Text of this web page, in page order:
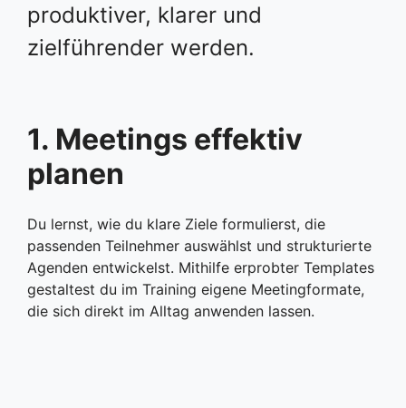
produktiver, klarer und
zielführender werden.
1. Meetings effektiv
planen
Du lernst, wie du klare Ziele formulierst, die
passenden Teilnehmer auswählst und strukturierte
Agenden entwickelst. Mithilfe erprobter Templates
gestaltest du im Training eigene Meetingformate,
die sich direkt im Alltag anwenden lassen.